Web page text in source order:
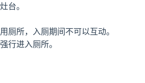
台。
厕所，入厕期间不可以互动。
行进入厕所。